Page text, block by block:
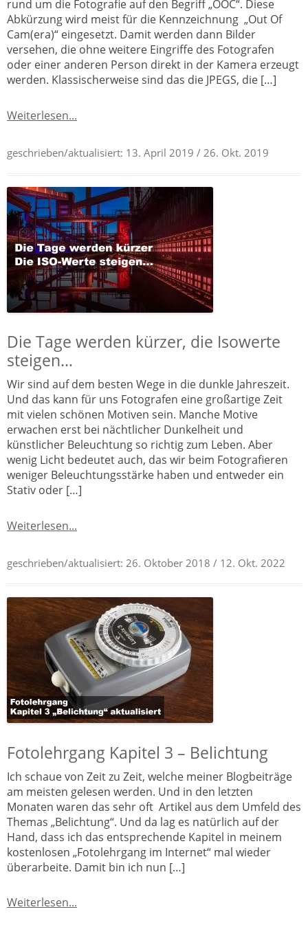
rund um die Fotografie auf den Begriff „OOC“. Diese
Abkürzung wird meist für die Kennzeichnung „Out Of
Cam(era)“ eingesetzt. Damit werden dann Bilder
versehen, die ohne weitere Eingriffe des Fotografen
oder einer anderen Person direkt in der Kamera erzeugt
werden. Klassischerweise sind das die JPEGS, die […]
Weiterlesen...
geschrieben/aktualisiert: 13. April 2019 / 26. Okt. 2019
Die Tage werden kürzer, die Isowerte
steigen…
Wir sind auf dem besten Wege in die dunkle Jahreszeit.
Und das kann für uns Fotografen eine großartige Zeit
mit vielen schönen Motiven sein. Manche Motive
erwachen erst bei nächtlicher Dunkelheit und
künstlicher Beleuchtung so richtig zum Leben. Aber
wenig Licht bedeutet auch, das wir beim Fotografieren
weniger Beleuchtungsstärke haben und entweder ein
Stativ oder […]
Weiterlesen...
geschrieben/aktualisiert: 26. Oktober 2018 / 12. Okt. 2022
Fotolehrgang Kapitel 3 – Belichtung
Ich schaue von Zeit zu Zeit, welche meiner Blogbeiträge
am meisten gelesen werden. Und in den letzten
Monaten waren das sehr oft Artikel aus dem Umfeld des
Themas „Belichtung“. Und da lag es natürlich auf der
Hand, dass ich das entsprechende Kapitel in meinem
kostenlosen „Fotolehrgang im Internet“ mal wieder
überarbeite. Damit bin ich nun […]
Weiterlesen...